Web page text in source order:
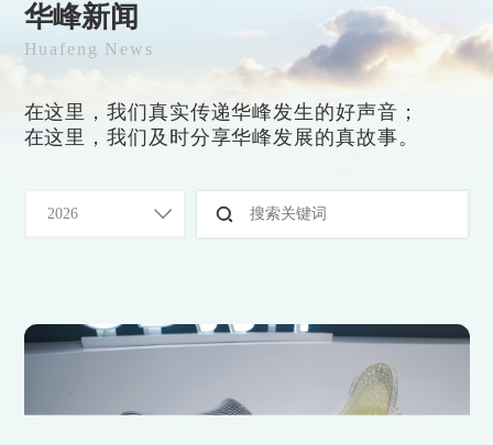
华峰新闻
Huafeng News
在这里，我们真实传递华峰发生的好声音；
在这里，我们及时分享华峰发展的真故事。
2026